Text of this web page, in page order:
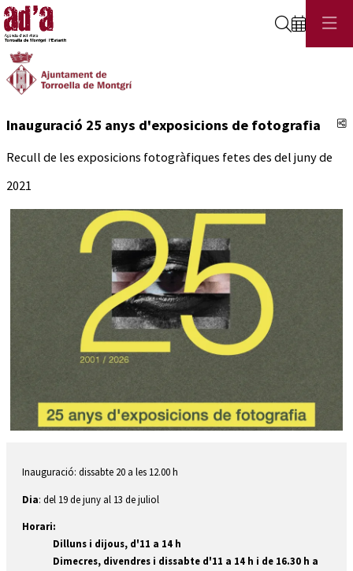
Cerca
Inauguració 25 anys d'exposicions de fotografia
Recull de les exposicions fotogràfiques fetes des del juny de
2021
Inauguració: dissabte 20 a les 12.00 h
Dia: del 19 de juny al 13 de juliol
Horari:
Dilluns i dijous, d'11 a 14 h
Dimecres, divendres i dissabte d'11 a 14 h i de 16.30 h a